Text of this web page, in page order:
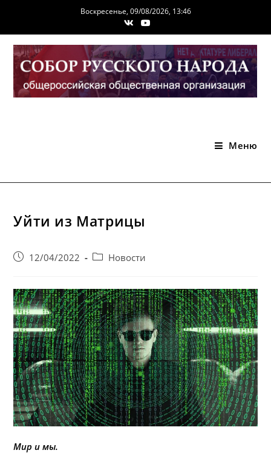
содержимому
Воскресенье, 09/08/2026, 13:46
Меню
Уйти из Матрицы
Запись12/04/2022
PostНовости
Мир и мы.